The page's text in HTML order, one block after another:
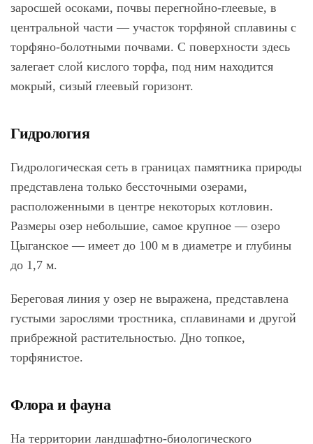
заросшей осоками, почвы перегнойно-глеевые, в
центральной части — участок торфяной сплавины с
торфяно-болотными почвами. С поверхности здесь
залегает слой кислого торфа, под ним находится
мокрый, сизый глеевый горизонт.
Гидрология
Гидрологическая сеть в границах памятника природы
представлена только бессточными озерами,
расположенными в центре некоторых котловин.
Размеры озер небольшие, самое крупное — озеро
Цыганское — имеет до 100 м в диаметре и глубины
до 1,7 м.
Береговая линия у озер не выражена, представлена
густыми зарослями тростника, сплавинами и другой
прибрежной растительностью. Дно топкое,
торфянистое.
Флора и фауна
На территории ландшафтно-биологического